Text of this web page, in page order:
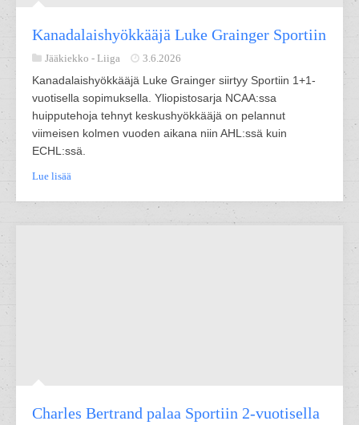
Kanadalaishyökkääjä Luke Grainger Sportiin
Jääkiekko - Liiga 3.6.2026
Kanadalaishyökkääjä Luke Grainger siirtyy Sportiin 1+1-
vuotisella sopimuksella. Yliopistosarja NCAA:ssa
huipputehoja tehnyt keskushyökkääjä on pelannut
viimeisen kolmen vuoden aikana niin AHL:ssä kuin
ECHL:ssä.
Lue lisää
Charles Bertrand palaa Sportiin 2-vuotisella